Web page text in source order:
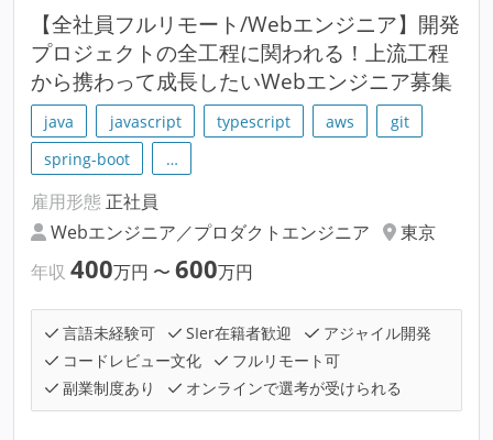
【全社員フルリモート/Webエンジニア】開発
プロジェクトの全工程に関われる！上流工程
から携わって成長したいWebエンジニア募集
java javascript typescript aws
git
spring-boot
…
雇用形態 正社員
Webエンジニア／プロダクトエンジニア
東京
年収 400万円 〜 600万円
言語未経験可 SIer在籍者歓迎
アジャイル開発
コードレビュー文化
フルリモート可
副業制度あり
オンラインで選考が受けられる